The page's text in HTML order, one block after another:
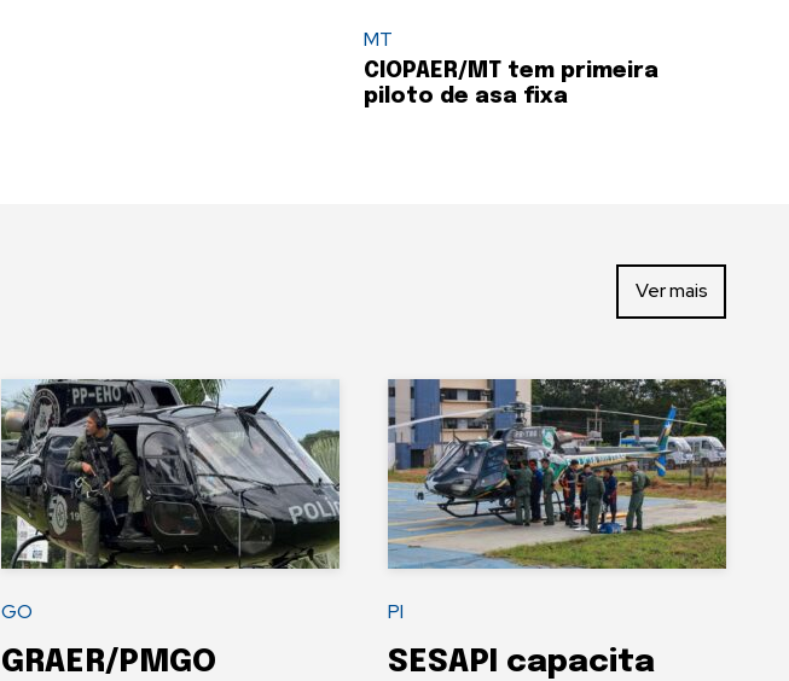
MT
CIOPAER/MT tem primeira
piloto de asa fixa
Ver mais
GO
GRAER/PMGO
PI
SESAPI capacita